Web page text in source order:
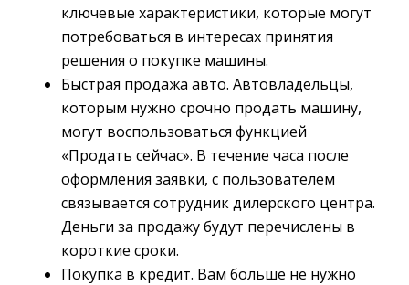
ключевые характеристики, которые могут
потребоваться в интересах принятия
решения о покупке машины.
Быстрая продажа авто. Автовладельцы,
которым нужно срочно продать машину,
могут воспользоваться функцией
«Продать сейчас». В течение часа после
оформления заявки, с пользователем
связывается сотрудник дилерского центра.
Деньги за продажу будут перечислены в
короткие сроки.
Покупка в кредит. Вам больше не нужно